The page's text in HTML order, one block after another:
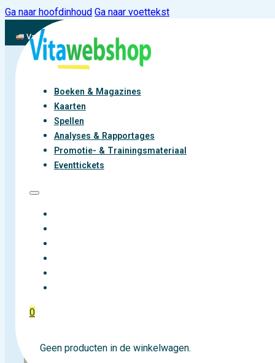
Ga naar hoofdinhoud Ga naar voettekst
Vandaag besteld, binnen 2-3 werkdagen aan de slag met vitaliteit
Boeken & Magazines
Kaarten
Spellen
Analyses & Rapportages
Promotie- & Trainingsmateriaal
Eventtickets
0
Geen producten in de winkelwagen.